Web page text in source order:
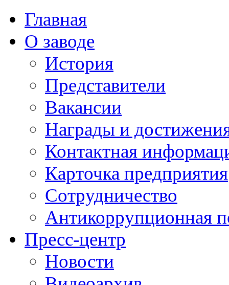
Главная
О заводе
История
Представители
Вакансии
Награды и
Контактная
Карточка предприятия
Сотрудничество
Антикоррупционная
Пресс-центр
Новости